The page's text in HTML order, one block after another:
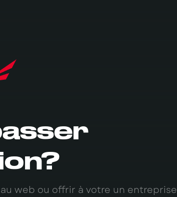
web ou offrir à votre un entreprise